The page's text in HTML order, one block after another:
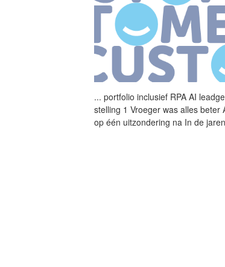
... portfolio inclusief RPA AI
stelling 1 Vroeger was alles
op één uitzondering na In de